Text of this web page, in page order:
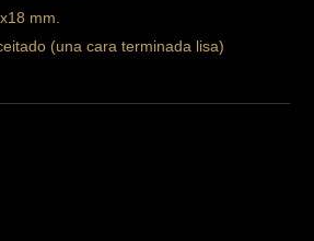
mm.
(una cara terminada lisa)